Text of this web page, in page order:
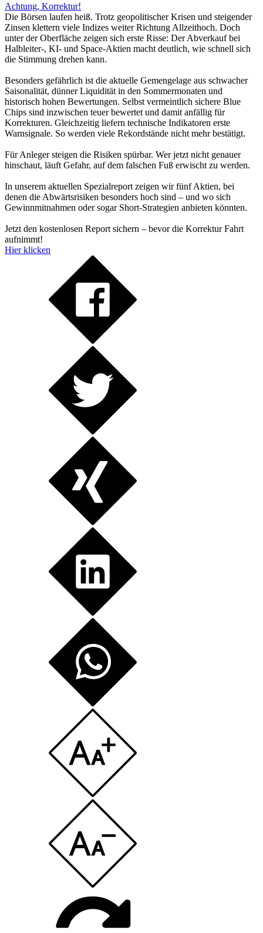
Achtung, Korrektur!
Die Börsen laufen heiß. Trotz geopolitischer Krisen und steigender
Zinsen klettern viele Indizes weiter Richtung Allzeithoch. Doch
unter der Oberfläche zeigen sich erste Risse: Der Abverkauf bei
Halbleiter-, KI- und Space-Aktien macht deutlich, wie schnell sich
die Stimmung drehen kann.
Besonders gefährlich ist die aktuelle Gemengelage aus schwacher
Saisonalität, dünner Liquidität in den Sommermonaten und
historisch hohen Bewertungen. Selbst vermeintlich sichere Blue
Chips sind inzwischen teuer bewertet und damit anfällig für
Korrekturen. Gleichzeitig liefern technische Indikatoren erste
Warnsignale. So werden viele Rekordstände nicht mehr bestätigt.
Für Anleger steigen die Risiken spürbar. Wer jetzt nicht genauer
hinschaut, läuft Gefahr, auf dem falschen Fuß erwischt zu werden.
In unserem aktuellen Spezialreport zeigen wir fünf Aktien, bei
denen die Abwärtsrisiken besonders hoch sind – und wo sich
Gewinnmitnahmen oder sogar Short-Strategien anbieten könnten.
Jetzt den kostenlosen Report sichern – bevor die Korrektur Fahrt
aufnimmt!
Hier klicken